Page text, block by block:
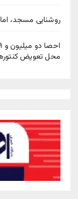
روشنایی مسجد،
محل تعویض